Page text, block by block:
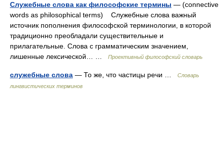
Служебные слова как философские термины — (connective
words as philosophical terms) Служебные слова важный
источник пополнения философской терминологии, в которой
традиционно преобладали существительные и
прилагательные. Слова с грамматическим значением,
лишенные лексической… …
Проективный философский словарь
служебные слова — То же, что частицы речи …
Словарь
лингвистических терминов